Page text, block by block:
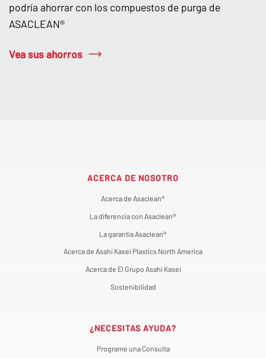
podría ahorrar con los compuestos de purga de
ASACLEAN®
Vea sus ahorros
ACERCA DE NOSOTRO
Acerca de Asaclean®
La diferencia con Asaclean®
La garantía Asaclean®
Acerca de Asahi Kasei Plastics North America
Acerca de El Grupo Asahi Kasei
Sostenibilidad
¿NECESITAS AYUDA?
Programe una Consulta